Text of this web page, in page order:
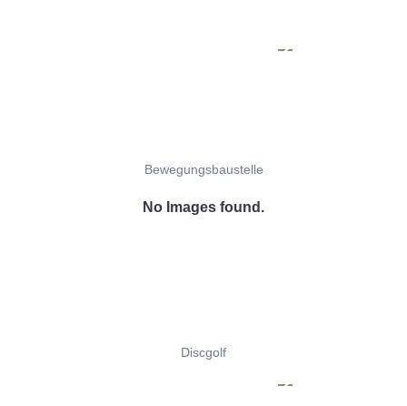
Bewegungsbaustelle
No Images found.
Discgolf